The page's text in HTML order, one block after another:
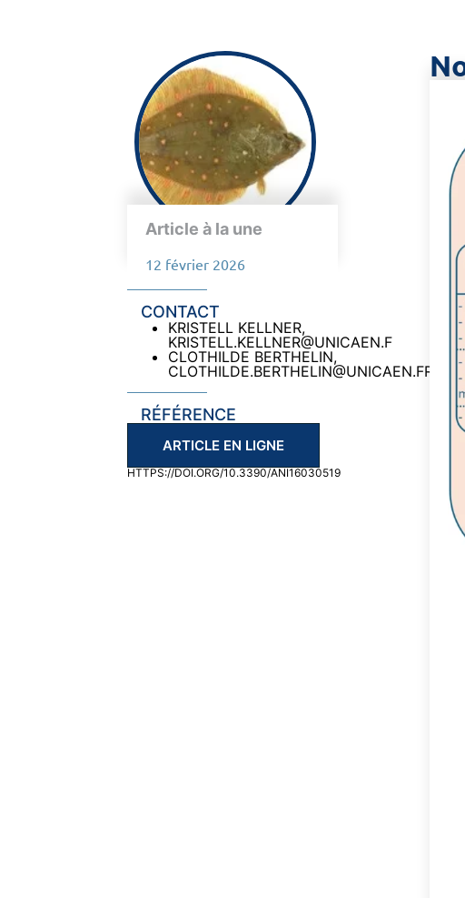
Article à la une
12 février 2026
CONTACT
KRISTELL KELLNER,
KRISTELL.KELLNER@UNICAEN.F
CLOTHILDE BERTHELIN,
CLOTHILDE.BERTHELIN@UNICAEN.FR
RÉFÉRENCE
ARTICLE EN LIGNE
HTTPS://DOI.ORG/10.3390/ANI16030519